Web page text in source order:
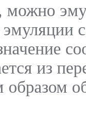
можно
из